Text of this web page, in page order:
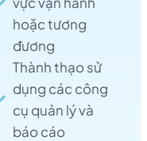
hoặc tương
đương
Thành thạo sử
dụng các công
cụ quản lý và
báo cáo